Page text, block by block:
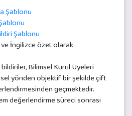
Şablonu
Şablonu
İngilizce özet olarak
Bilimsel Kurul Üyeleri
yönden objektif bir şekilde çift
geçmektedir.
değerlendirme süreci sonrası